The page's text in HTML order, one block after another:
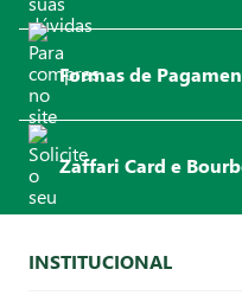
Formas de
Zaffari Card e
INSTITUCIONAL